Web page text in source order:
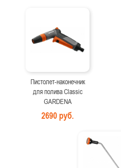
Пистолет-наконечник
для полива Classic
GARDENA
2690 руб.